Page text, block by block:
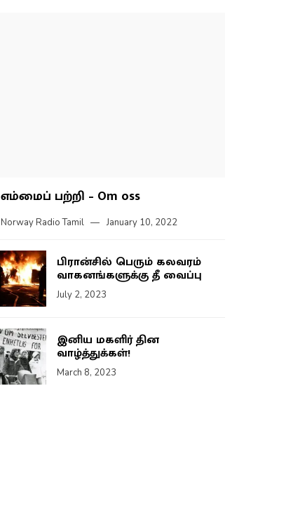
எம்மைப் பற்றி – Om oss
Norway Radio Tamil January 10, 2022
பிரான்சில் பெரும் கலவரம்
வாகனங்களுக்கு தீ வைப்பு
July 2, 2023
இனிய மகளிர் தின
வாழ்த்துக்கள்!
March 8, 2023